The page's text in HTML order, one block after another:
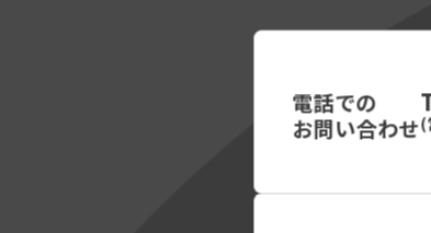
電話での
お問い合わせ(